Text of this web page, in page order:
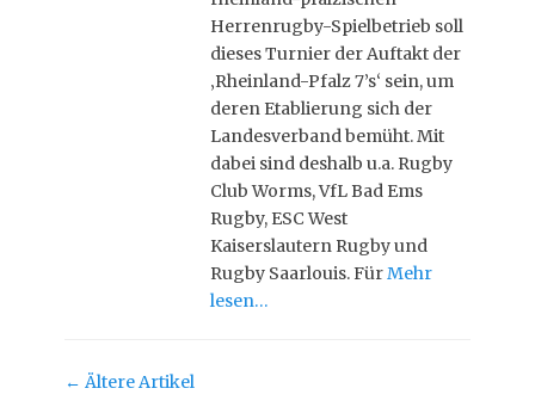
Herrenrugby-Spielbetrieb soll
dieses Turnier der Auftakt der
‚Rheinland-Pfalz 7’s‘ sein, um
deren Etablierung sich der
Landesverband bemüht. Mit
dabei sind deshalb u.a. Rugby
Club Worms, VfL Bad Ems
Rugby, ESC West
Kaiserslautern Rugby und
Rugby Saarlouis. FürMehr
lesen…
Post
← Ältere Artikel